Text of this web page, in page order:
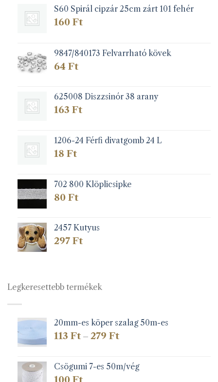
S60 Spirál cipzár 25cm zárt 101 fehér
160 Ft
9847/840173 Felvarrható kövek
64 Ft
625008 Diszzsinór 38 arany
163 Ft
1206-24 Férfi divatgomb 24 L
18 Ft
702 800 Klöplicsipke
80 Ft
2457 Kutyus
297 Ft
Legkeresettebb termékek
20mm-es köper szalag 50m-es
113 Ft – 279 FtÁrtartomány:
279 Ft
Csögumi 7-es 50m/vég